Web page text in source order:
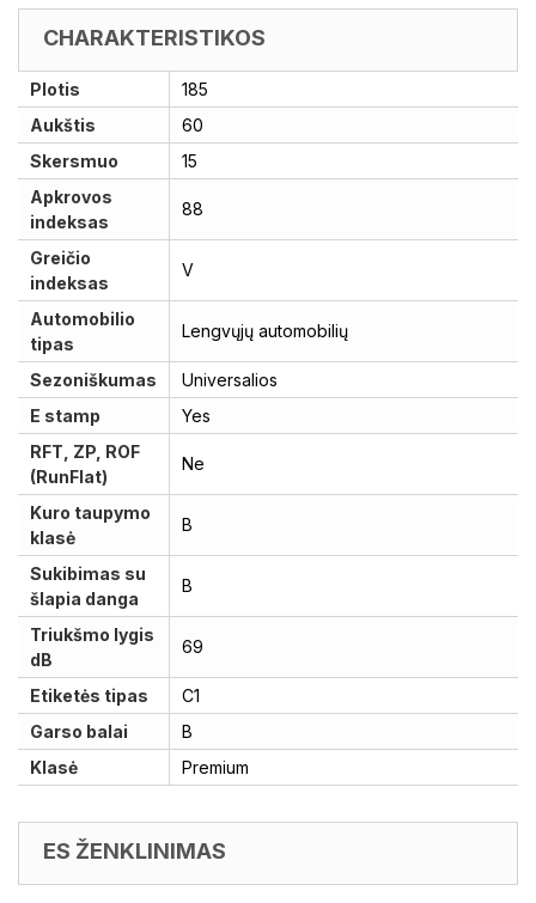
CHARAKTERISTIKOS
Plotis
185
Aukštis
60
Skersmuo
15
Apkrovos
indeksas
88
Greičio
indeksas
V
Automobilio
tipas
Lengvųjų automobilių
Sezoniškumas
Universalios
E stamp
Yes
RFT, ZP, ROF
(RunFlat)
Ne
Kuro taupymo
klasė
B
Sukibimas su
šlapia danga
B
Triukšmo lygis
dB
69
Etiketės tipas
C1
Garso balai
B
Klasė
Premium
ES ŽENKLINIMAS